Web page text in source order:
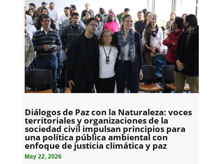
Diálogos de Paz con la Naturaleza: voces
territoriales y organizaciones de la
sociedad civil impulsan principios para
una política pública ambiental con
enfoque de justicia climática y paz
May 22, 2026